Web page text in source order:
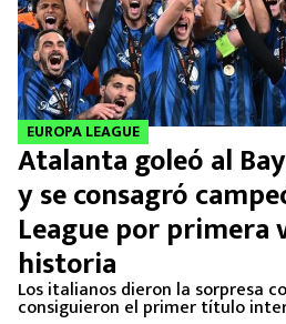
ATLANTE
SELECCIÓN MEXICANA
FUTBOL INTERNACIONAL
MEXICANOS EN EL EXTRANJERO
FUTBOL ESTUFA
FÓRMULA 1
EUROPA LEAGUE
Atalanta goleó al
y se consagró
League por primera
historia
Los italianos dieron la sorpresa
consiguieron el primer título